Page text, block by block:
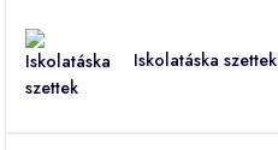
Iskolatáska szettek